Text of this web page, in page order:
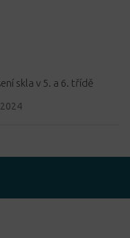
skla v 5. a 6. třídě